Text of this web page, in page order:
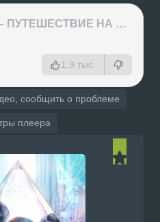
СЕВЕРНАЯ ОСЕТИЯ – ПУТЕШЕСТВИЕ НА КАВКАЗ часть 4
1.9 тыс.
сообщить о проблеме
плеера